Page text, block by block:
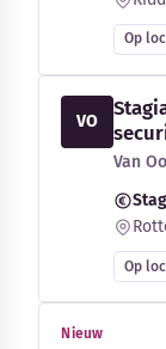
Op
VO
Van
Op
Nieuw